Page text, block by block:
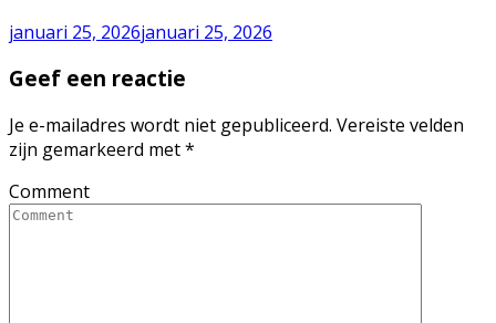
januari 25, 2026januari 25, 2026
Geef een reactie
Je e-mailadres wordt niet gepubliceerd. Vereiste velden
zijn gemarkeerd met*
Comment